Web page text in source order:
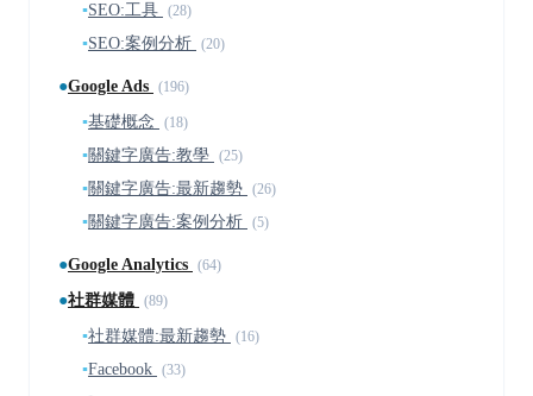
▪SEO:工具 (28)
▪SEO:案例分析 (20)
●Google Ads (196)
▪基礎概念 (18)
▪關鍵字廣告:教學 (25)
▪關鍵字廣告:最新趨勢 (26)
▪關鍵字廣告:案例分析 (5)
●Google Analytics (64)
●社群媒體 (89)
▪社群媒體:最新趨勢 (16)
▪Facebook (33)